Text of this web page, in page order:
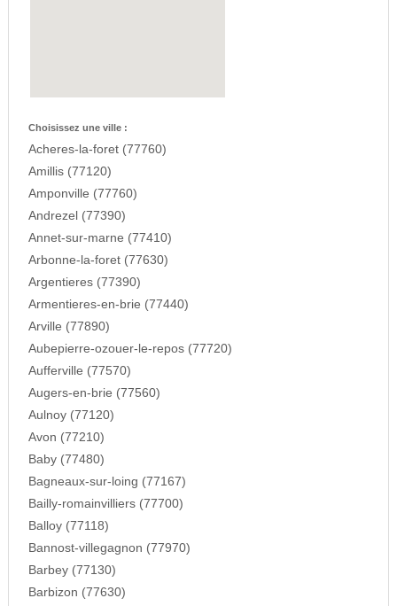
Choisissez une ville :
Acheres-la-foret (77760)
Amillis (77120)
Amponville (77760)
Andrezel (77390)
Annet-sur-marne (77410)
Arbonne-la-foret (77630)
Argentieres (77390)
Armentieres-en-brie (77440)
Arville (77890)
Aubepierre-ozouer-le-repos (77720)
Aufferville (77570)
Augers-en-brie (77560)
Aulnoy (77120)
Avon (77210)
Baby (77480)
Bagneaux-sur-loing (77167)
Bailly-romainvilliers (77700)
Balloy (77118)
Bannost-villegagnon (77970)
Barbey (77130)
Barbizon (77630)